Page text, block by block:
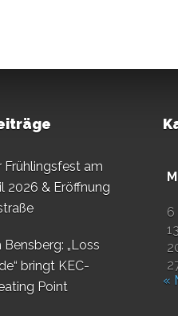
Frühlingsfest am
2026 & Eröffnung
Bensberg: „Loss
bringt KEC-
Point
M
6
13
«